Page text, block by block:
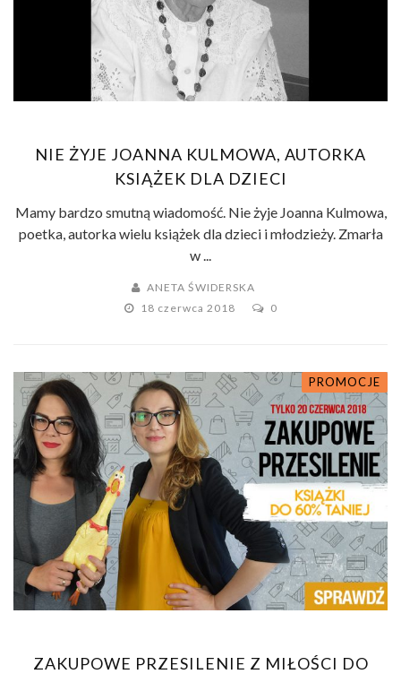
NIE ŻYJE JOANNA KULMOWA, AUTORKA
KSIĄŻEK DLA DZIECI
Mamy bardzo smutną wiadomość. Nie żyje Joanna Kulmowa,
poetka, autorka wielu książek dla dzieci i młodzieży. Zmarła
w ...
ANETA ŚWIDERSKA
18 czerwca 2018
0
PROMOCJE
ZAKUPOWE PRZESILENIE Z MIŁOŚCI DO